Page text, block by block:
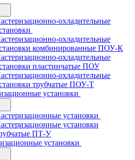
охладительные
охладительные
комбинированные ПОУ-К
охладительные
пластинчатые ПОУ
охладительные
трубчатые ПОУ-Т
установки
установки
установки
ПТ-У
установки